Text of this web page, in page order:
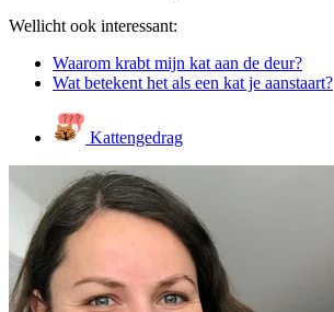
Wellicht ook interessant:
Waarom krabt mijn kat aan de deur?
Wat betekent het als een kat je aanstaart?
Kattengedrag